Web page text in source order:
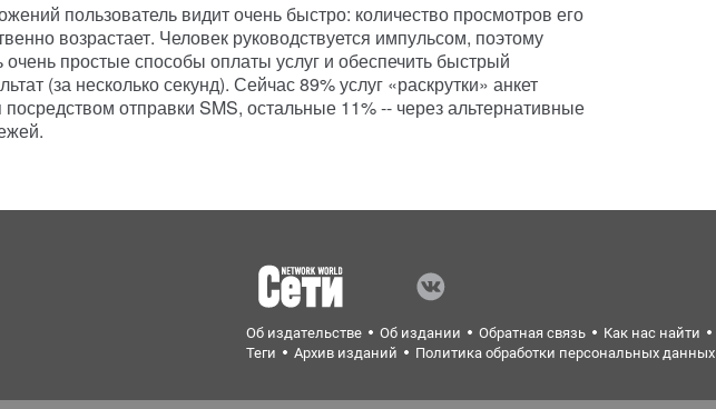
пользователь видит очень быстро: количество просмотров его
возрастает. Человек руководствуется импульсом, поэтому
очень простые способы оплаты услуг и обеспечить быстрый
(за несколько секунд). Сейчас 89% услуг «раскрутки» анкет
отправки SMS, остальные 11% -- через альтернативные
Об издательстве Об издании Обратная связь Как нас найти
Теги
Архив изданий Политика обработки персональных данных